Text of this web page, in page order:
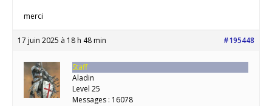
merci
17 juin 2025 à 18 h 48 min #195448
Staff
Aladin
Level 25
Messages : 16078